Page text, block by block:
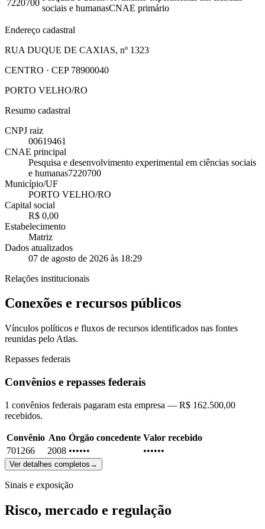
7220700
sociais e humanasCNAE primário
Endereço cadastral
RUA DUQUE DE CAXIAS, nº 1323
CENTRO · CEP 78900040
PORTO VELHO/RO
Resumo cadastral
CNPJ raiz
00619461
CNAE principal
Pesquisa e desenvolvimento experimental em ciências sociais
e humanas7220700
Município/UF
PORTO VELHO/RO
Capital social
R$ 0,00
Estabelecimento
Matriz
Dados atualizados
07 de agosto de 2026 às 18:29
Relações institucionais
Conexões e recursos públicos
Vínculos políticos e fluxos de recursos identificados nas fontes
reunidas pelo Atlas.
Repasses federais
Convênios e repasses federais
1 convênios federais pagaram esta empresa — R$ 162.500,00
recebidos.
Convênio Ano Órgão concedente Valor recebido
701266
2008 •••••• ••••••
Ver detalhes completos →
Sinais e exposição
Risco, mercado e regulação